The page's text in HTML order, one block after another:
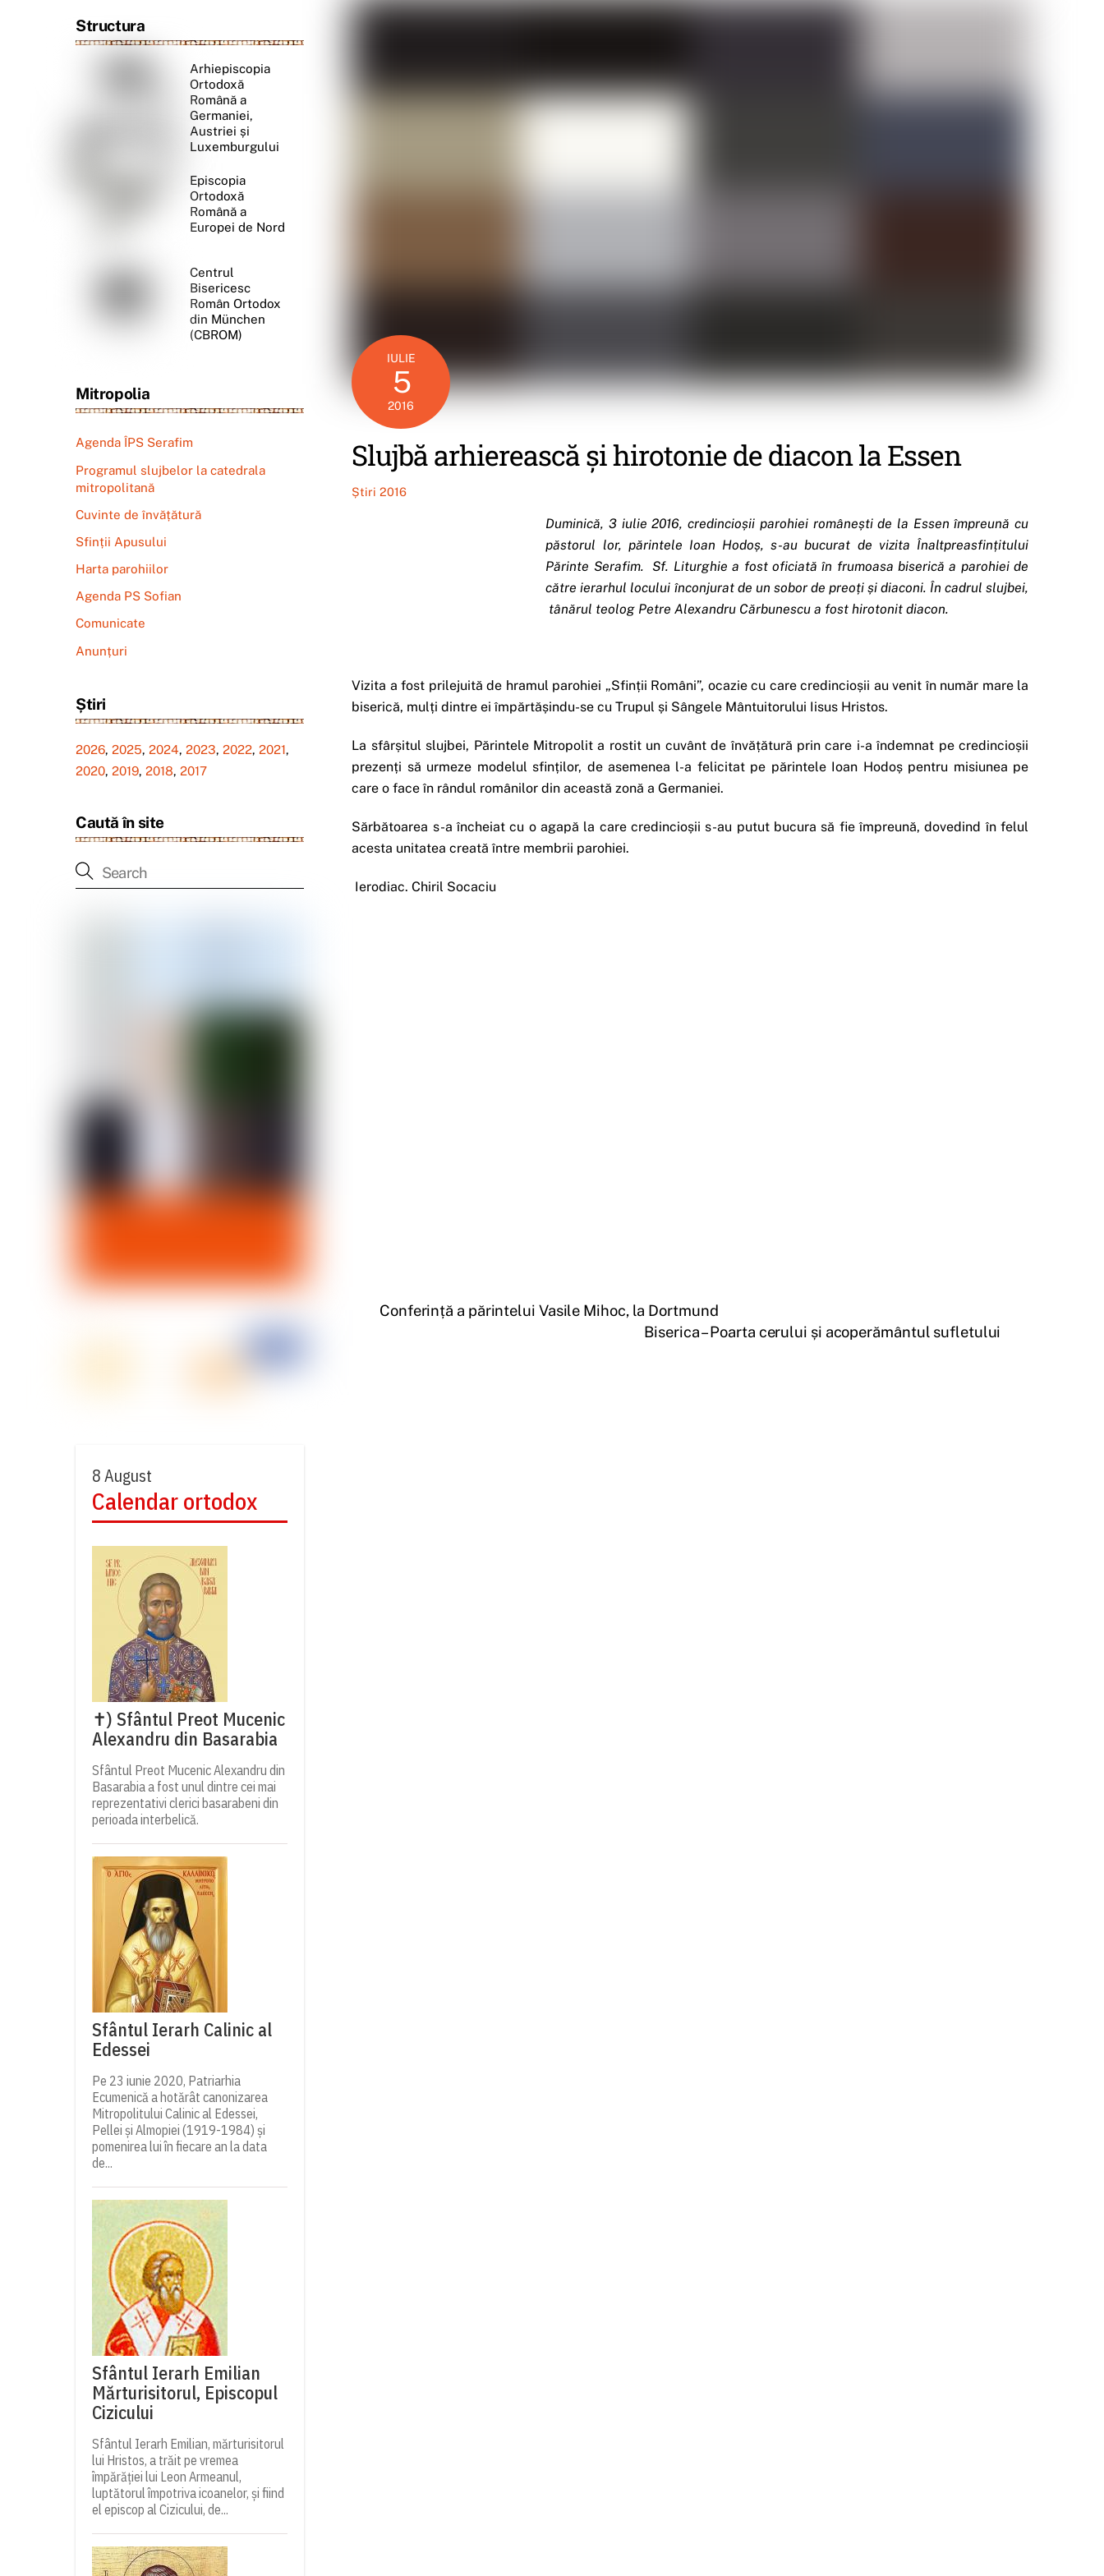
IULIE
5
2016
Slujbă arhierească și hirotonie de diacon la Essen
Știri 2016
Duminică, 3 iulie 2016, credincioșii parohiei românești de la Essen împreună cu
păstorul lor, părintele Ioan Hodoș, s-au bucurat de vizita Înaltpreasfințitului
Părinte Serafim. Sf. Liturghie a fost oficiată în frumoasa biserică a parohiei de
către ierarhul locului înconjurat de un sobor de preoți și diaconi. În cadrul slujbei,
tânărul teolog Petre Alexandru Cărbunescu a fost hirotonit diacon.
Vizita a fost prilejuită de hramul parohiei „Sfinții Români”, ocazie cu care credincioșii au venit în număr mare la
biserică, mulți dintre ei împărtășindu-se cu Trupul și Sângele Mântuitorului Iisus Hristos.
La sfârșitul slujbei, Părintele Mitropolit a rostit un cuvânt de învățătură prin care i-a îndemnat pe credincioșii
prezenți să urmeze modelul sfinților, de asemenea l-a felicitat pe părintele Ioan Hodoș pentru misiunea pe
care o face în rândul românilor din această zonă a Germaniei.
Sărbătoarea s-a încheiat cu o agapă la care credincioșii s-au putut bucura să fie împreună, dovedind în felul
acesta unitatea creată între membrii parohiei.
Ierodiac. Chiril Socaciu
Conferință a părintelui Vasile Mihoc, la Dortmund
Biserica – Poarta cerului și acoperământul sufletului
Structura
Arhiepiscopia
Ortodoxă
Română a
Germaniei,
Austriei și
Luxemburgului
Episcopia
Ortodoxă
Română a
Europei de Nord
Centrul
Bisericesc
Român Ortodox
din München
(CBROM)
Mitropolia
Agenda ÎPS Serafim
Programul slujbelor la catedrala
mitropolitană
Cuvinte de învățătură
Sfinții Apusului
Harta parohiilor
Agenda PS Sofian
Comunicate
Anunțuri
Știri
2026, 2025, 2024, 2023, 2022, 2021,
2020, 2019, 2018, 2017
Caută în site
8 August
Calendar ortodox
✝) Sfântul Preot Mucenic
Alexandru din Basarabia
Sfântul Preot Mucenic Alexandru din
Basarabia a fost unul dintre cei mai
reprezentativi clerici basarabeni din
perioada interbelică.
Sfântul Ierarh Calinic al
Edessei
Pe 23 iunie 2020, Patriarhia
Ecumenică a hotărât canonizarea
Mitropolitului Calinic al Edessei,
Pellei și Almopiei (1919-1984) și
pomenirea lui în fiecare an la data
de...
Sfântul Ierarh Emilian
Mărturisitorul, Episcopul
Cizicului
Sfântul Ierarh Emilian, mărturisitorul
lui Hristos, a trăit pe vremea
împărăției lui Leon Armeanul,
luptătorul împotriva icoanelor, și fiind
el episcop al Cizicului, de...